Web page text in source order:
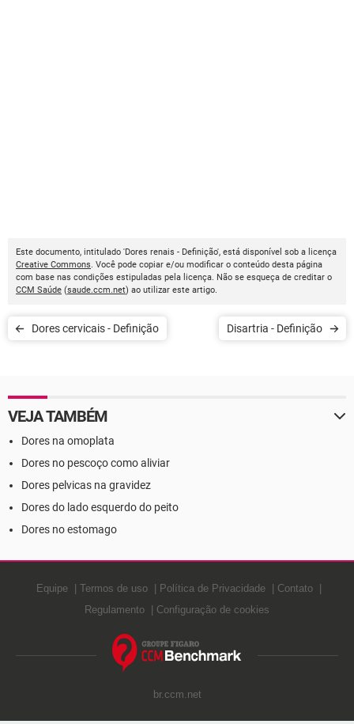
Este documento, intitulado 'Dores renais - Definição', está disponível sob a licença
Creative Commons. Você pode copiar e/ou modificar o conteúdo desta página
com base nas condições estipuladas pela licença. Não se esqueça de creditar o
CCM Saúde (saude.ccm.net) ao utilizar este artigo.
Dores cervicais - Definição Disartria - Definição
VEJA TAMBÉM
Dores na omoplata
Dores no pescoço como aliviar
Dores pelvicas na gravidez
Dores do lado esquerdo do peito
Dores no estomago
Equipe Termos de uso Política de Privacidade
Contato
Regulamento
Configuração de cookies
br.ccm.net